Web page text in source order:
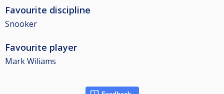
Favourite discipline
Snooker
Favourite player
Mark Wiliams